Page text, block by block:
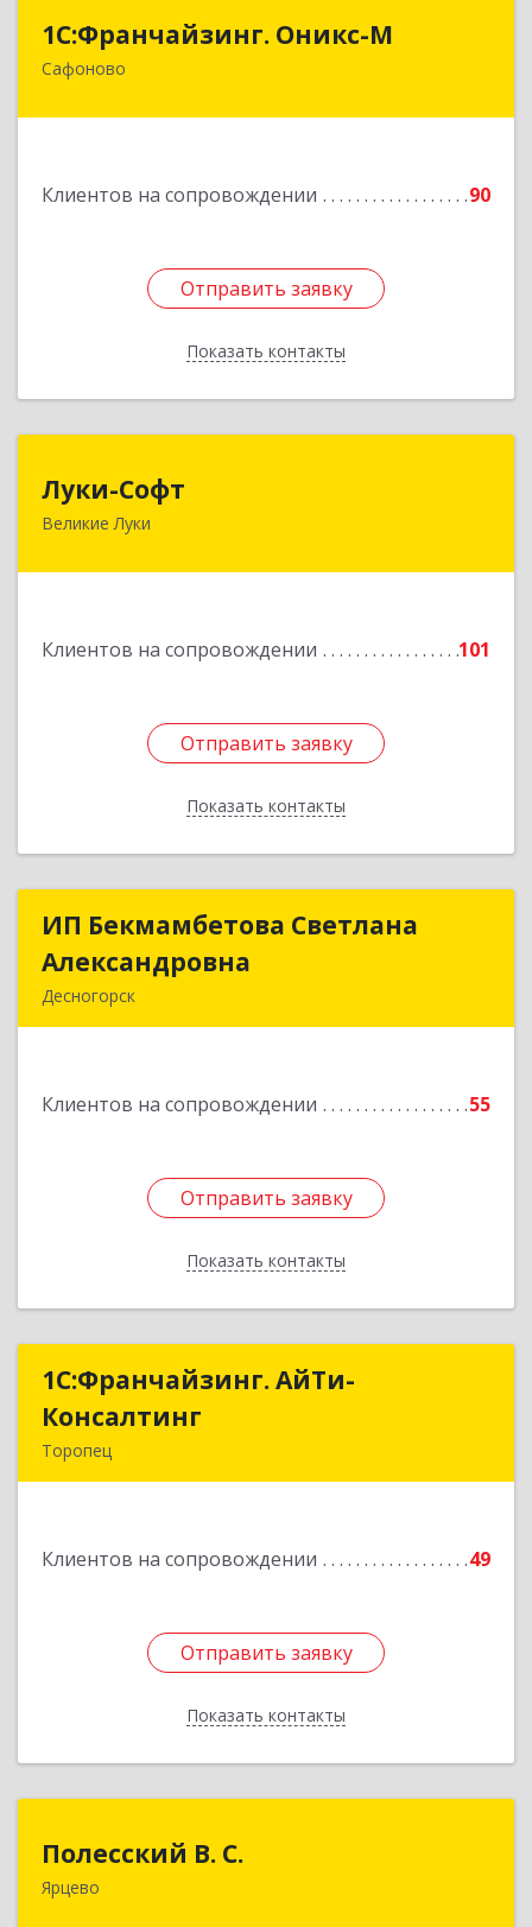
1С:Франчайзинг. Оникс-М
Сафоново
Клиентов на сопровождении 90
Отправить заявку
Показать контакты
1С:Франчайзинг. Оникс-М
215500, Смоленская обл, Сафоновский р-н,
Отправить заявку
Назад
Луки-Софт
Великие Луки
Клиентов на сопровождении 101
Отправить заявку
Показать контакты
182113, Псковская обл, Великие Луки г,
Отправить заявку
Назад
ИП Бекмамбетова Светлана
Александровна
Десногорск
Клиентов на сопровождении 55
Отправить заявку
Показать контакты
ИП Бекмамбетова Светлана
Подробнее
Отправить заявку
Назад
1С:Франчайзинг. АйТи-
Консалтинг
Торопец
Клиентов на сопровождении 49
Отправить заявку
Показать контакты
1С:Франчайзинг. АйТи-
Подробнее
Отправить заявку
Назад
Полесский В. С.
Ярцево